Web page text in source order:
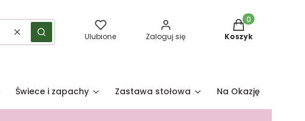
WyczyśćSzukaj Ulubione Zaloguj się
Produkty w
Koszyk
Świece i zapachy Zastawa stołowa Na Okazję